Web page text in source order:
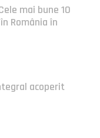
mai bune 10
România în
acoperit